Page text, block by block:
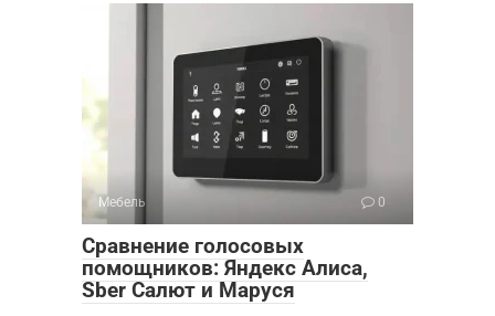
Мебель 0
Сравнение голосовых
помощников: Яндекс Алиса,
Sber Салют и Маруся